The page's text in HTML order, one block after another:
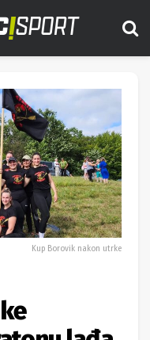
Kup Borovik nakon utrke